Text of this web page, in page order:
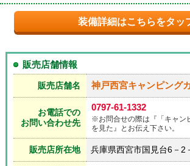
装備詳細はこちらをタッ
販売店舗情報
販売店舗名 神戸西宮キャンピング
お電話での
お問い合わせ先
0797-61-1332
※お問合せの際は『「キャン
を見た』とお伝え下さい。
販売店所在地 兵庫県西宮市国見台6－2